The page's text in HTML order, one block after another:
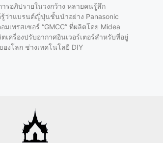
ารอภิปรายในวงกว้าง หลายคนรู้สึก
ว่าแบรนด์ญี่ปุ่นชั้นนำอย่าง Panasonic
มเพรสเซอร์ “GMCC” ที่ผลิตโดย Midea
เครื่องปรับอากาศอินเวอร์เตอร์สำหรับที่อยู่
งโลก ช่างเทคโนโลยี DIY